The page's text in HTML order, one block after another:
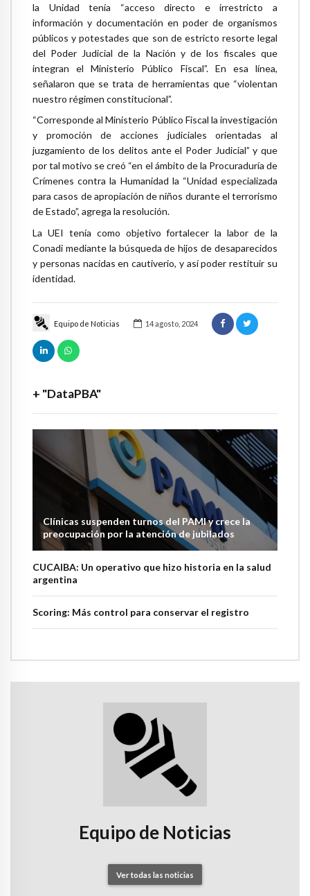
Equipo de Noticias 14 agosto, 2024
+ "DataPBA"
Clínicas suspenden turnos del PAMI y crece la
preocupación por la atención de jubilados
CUCAIBA: Un operativo que hizo historia en la salud
argentina
Scoring: Más control para conservar el registro
la Unidad tenía “acceso directo e irrestricto a
información y documentación en poder de organismos
públicos y potestades que son de estricto resorte legal
del Poder Judicial de la Nación y de los fiscales que
integran el Ministerio Público Fiscal”. En esa línea,
señalaron que se trata de herramientas que “violentan
nuestro régimen constitucional”.
“Corresponde al Ministerio Público Fiscal la investigación
y promoción de acciones judiciales orientadas al
juzgamiento de los delitos ante el Poder Judicial” y que
por tal motivo se creó “en el ámbito de la Procuraduría de
Crímenes contra la Humanidad la “Unidad especializada
para casos de apropiación de niños durante el terrorismo
de Estado”, agrega la resolución.
La UEI tenía como objetivo fortalecer la labor de la
Conadi mediante la búsqueda de hijos de desaparecidos
y personas nacidas en cautiverio, y así poder restituir su
identidad.
Equipo de Noticias
Ver todas las noticias